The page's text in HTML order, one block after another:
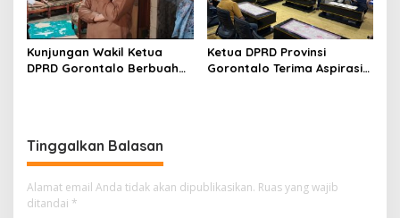
Kunjungan Wakil Ketua
DPRD Gorontalo Berbuah
Ketua DPRD Provinsi
Gorontalo Terima Aspirasi
Tinggalkan Balasan
Alamat email Anda tidak akan dipublikasikan. Ruas yang wajib
ditandai *